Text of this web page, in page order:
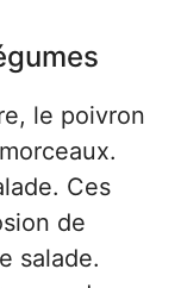
le poivron
Ces
de
salade.